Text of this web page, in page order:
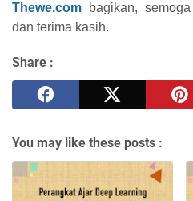
Thewe.com bagikan,
dan terima kasih.
Share :
You may like these posts :